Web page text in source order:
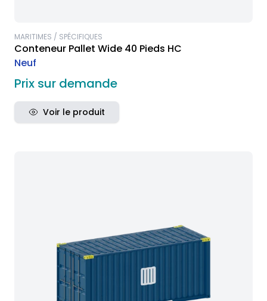
MARITIMES / SPÉCIFIQUES
Conteneur Pallet Wide 40 Pieds HC
Neuf
Prix sur demande
Voir le produit